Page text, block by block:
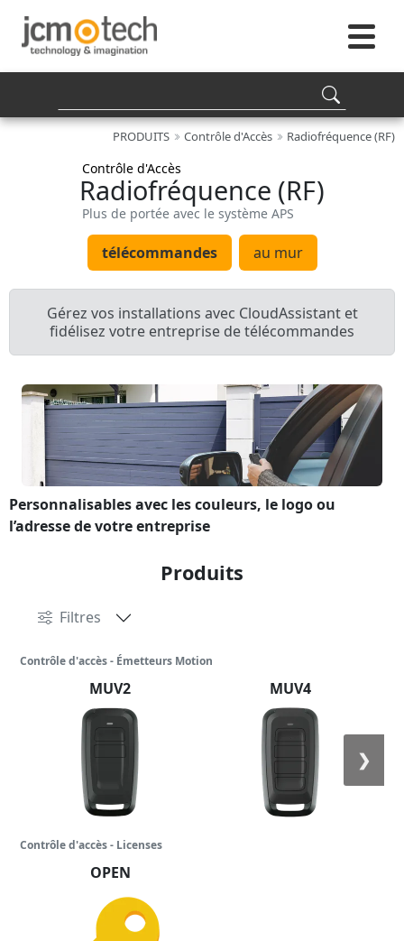
PRODUITS Contrôle d'Accès Radiofréquence (RF)
Contrôle d'Accès
Radiofréquence (RF)
Plus de portée avec le système APS
télécommandes au mur
Gérez vos installations avec CloudAssistant et
fidélisez votre entreprise de télécommandes
Personnalisables avec les couleurs, le logo ou
l’adresse de votre entreprise
Produits
Filtres
Contrôle d'accès - Émetteurs Motion
MUV2 MUV4
❯
Contrôle d'accès - Licenses
OPEN